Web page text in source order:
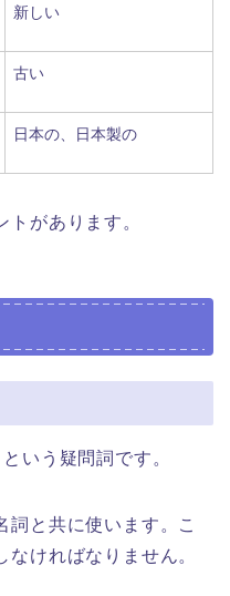
新しい
古い
日本の、日本製の
があります。
いう疑問詞です。
詞と共に使います。こ
なければなりません。